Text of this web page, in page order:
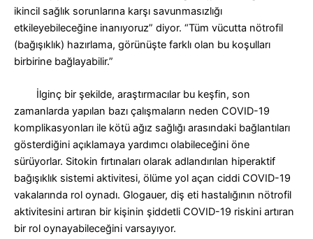
ikincil sağlık sorunlarına karşı savunmasızlığı
etkileyebileceğine inanıyoruz” diyor. “Tüm vücutta nötrofil
(bağışıklık) hazırlama, görünüşte farklı olan bu koşulları
birbirine bağlayabilir.”
İlginç bir şekilde, araştırmacılar bu keşfin, son
zamanlarda yapılan bazı çalışmaların neden COVID-19
komplikasyonları ile kötü ağız sağlığı arasındaki bağlantıları
gösterdiğini açıklamaya yardımcı olabileceğini öne
sürüyorlar. Sitokin fırtınaları olarak adlandırılan hiperaktif
bağışıklık sistemi aktivitesi, ölüme yol açan ciddi COVID-19
vakalarında rol oynadı. Glogauer, diş eti hastalığının nötrofil
aktivitesini artıran bir kişinin şiddetli COVID-19 riskini artıran
bir rol oynayabileceğini varsayıyor.